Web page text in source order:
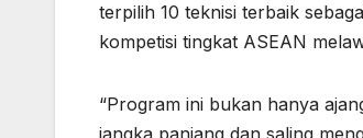
terpilih 10 teknisi terbaik
kompetisi tingkat ASEAN
“Program ini bukan hanya